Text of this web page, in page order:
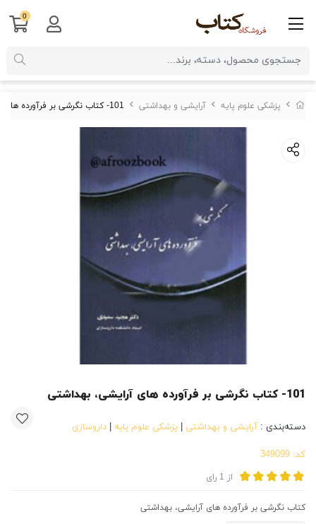
پزشکی علوم پایه آرایشی و بهداشتی 101- کتاب نگرشی بر فرآورده های آرایشی، بهداشتی
101- کتاب نگرشی بر فرآورده های آرایشی، بهداشتی
دسته‌بندی : آرایشی و بهداشتی پزشکی علوم پایه داروسازی
کد:
از 1 رای
کتاب نگرشی بر فرآورده های آرایشی، بهداشتی
0